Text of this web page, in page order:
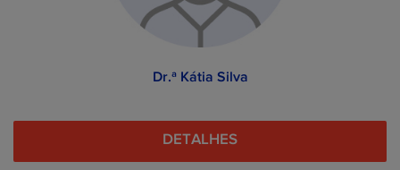
Dr.ª Kátia Silva
DETALHES